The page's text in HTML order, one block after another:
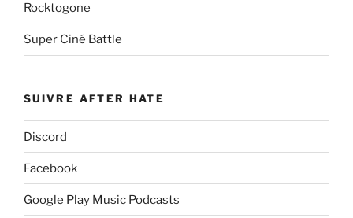
Rocktogone
Super Ciné Battle
SUIVRE AFTER HATE
Discord
Facebook
Google Play Music Podcasts